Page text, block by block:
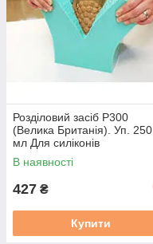
Розділовий засіб P300
(Велика Британія). Уп. 250
мл Для силіконів
В наявності
427 ₴
Купити